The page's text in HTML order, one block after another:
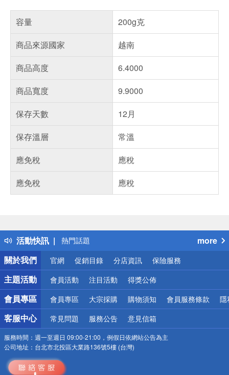
容量
200g克
商品來源國家
越南
商品高度
6.4000
商品寬度
9.9000
保存天數
12月
保存溫層
常溫
應免稅
應稅
應免稅
應稅
活動快訊
得獎公告
熱門話題
銀行優惠
偏遠地區配送
詐騙網頁！請小心！
more
關於我們
官網 促銷目錄 分店資訊 保險服務
主題活動 會員活動 注目活動 得獎公佈
會員專區 會員專區 大宗採購 購物須知 會員服務條款 隱
客服中心 常見問題 服務公告 意見信箱
服務時間： 週一至週日 09:00-21:00，例假日依網站公告為主
公司地址： 台北市北投區大業路136號5樓 (台灣)